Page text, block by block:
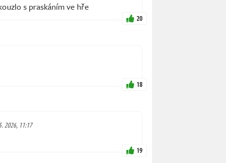
s praskáním ve hře
20
18
2026, 11:17
19